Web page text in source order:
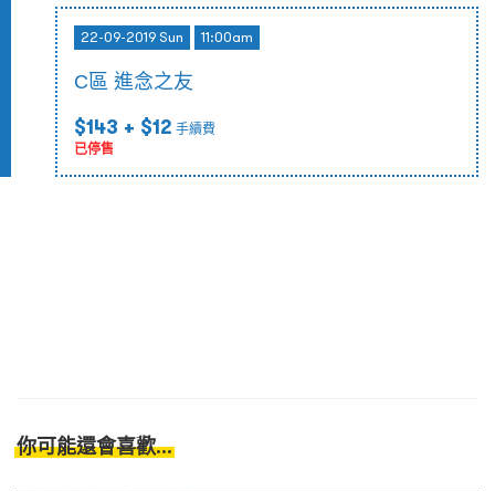
22-09-2019 Sun 11:00am
C區 進念之友
$143 + $12 手續費
已停售
你可能還會喜歡...